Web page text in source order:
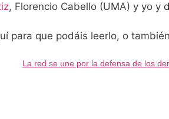
, Florencio Cabello (UMA) y yo y
para que podáis leerlo, o
La red se une por la defensa de los